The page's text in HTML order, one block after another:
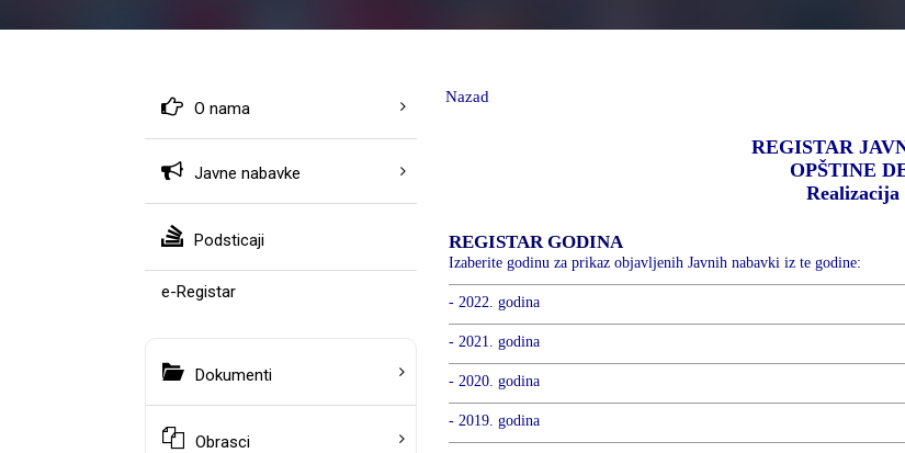
O nama
Javne nabavke
Podsticaji
e-Registar
Dokumenti
Obrasci